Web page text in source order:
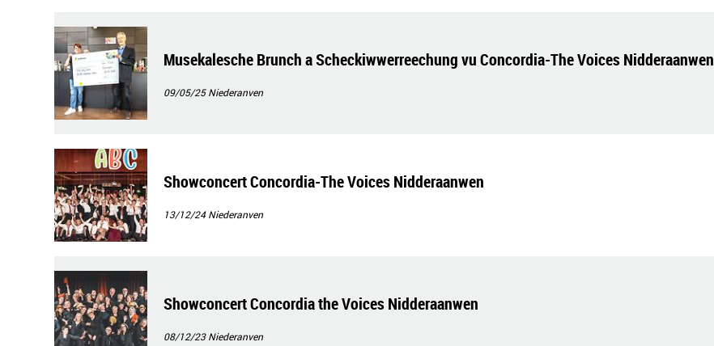
Musekalesche Brunch a Scheckiwwerreechung vu Concordia-The Voices Nidderaanwen
09/05/25Niederanven
Showconcert Concordia-The Voices Nidderaanwen
13/12/24Niederanven
Showconcert Concordia the Voices Nidderaanwen
08/12/23Niederanven